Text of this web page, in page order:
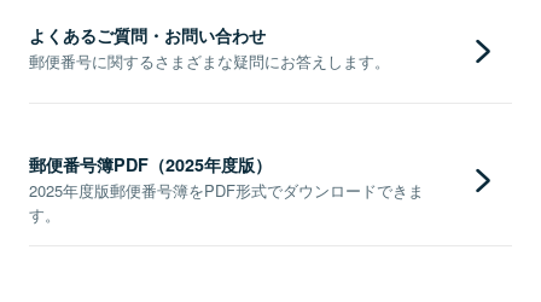
よくあるご質問・お問い合わせ
郵便番号に関するさまざまな疑問にお答えします。
郵便番号簿PDF（2025年度版）
2025年度版郵便番号簿をPDF形式でダウンロードできま
す。